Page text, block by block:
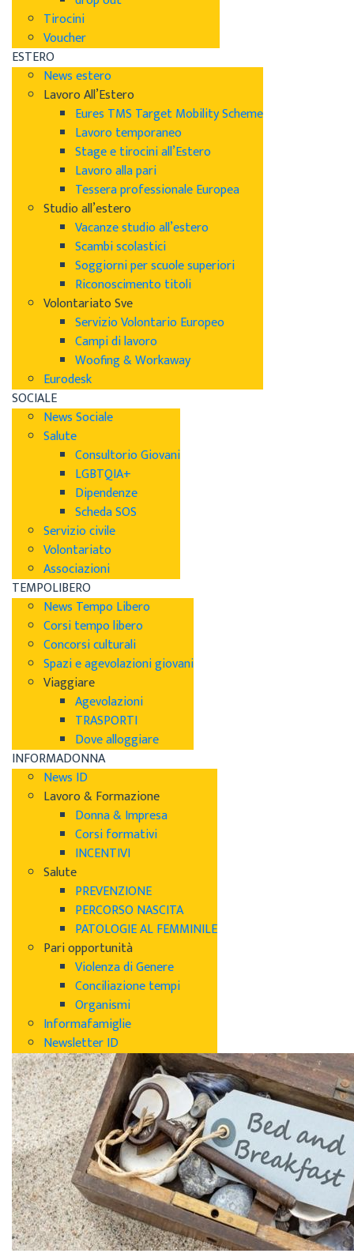
Tirocini
Voucher
ESTERO
News estero
Lavoro All’Estero
Eures TMS Target Mobility Scheme
Lavoro temporaneo
Stage e tirocini all’Estero
Lavoro alla pari
Tessera professionale Europea
Studio all’estero
Vacanze studio all’estero
Scambi scolastici
Soggiorni per scuole superiori
Riconoscimento titoli
Volontariato Sve
Servizio Volontario Europeo
Campi di lavoro
Woofing & Workaway
Eurodesk
SOCIALE
News Sociale
Salute
Consultorio Giovani
LGBTQIA+
Dipendenze
Scheda SOS
Servizio civile
Volontariato
Associazioni
TEMPOLIBERO
News Tempo Libero
Corsi tempo libero
Concorsi culturali
Spazi e agevolazioni giovani
Viaggiare
Agevolazioni
TRASPORTI
Dove alloggiare
INFORMADONNA
News ID
Lavoro & Formazione
Donna & Impresa
Corsi formativi
INCENTIVI
Salute
PREVENZIONE
PERCORSO NASCITA
PATOLOGIE AL FEMMINILE
Pari opportunità
Violenza di Genere
Conciliazione tempi
Organismi
Informafamiglie
Newsletter ID